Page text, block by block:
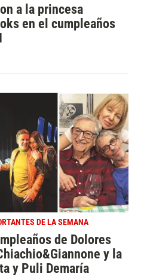
a la princesa
en el cumpleaños
DE LA SEMANA
de Dolores
y la
y Puli Demaría